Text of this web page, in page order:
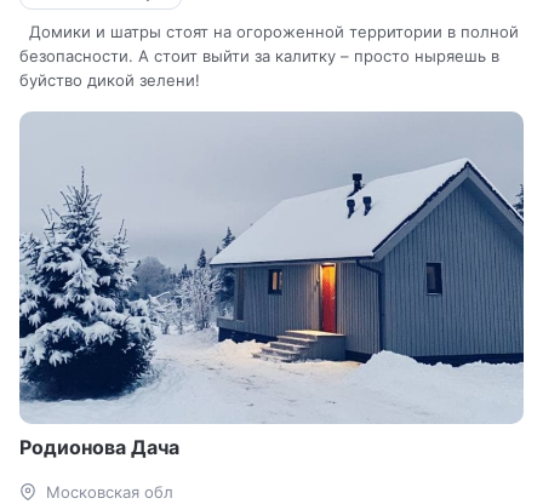
Домики и шатры стоят на огороженной территории в полной
безопасности. А стоит выйти за калитку – просто ныряешь в
буйство дикой зелени!
Родионова Дача
Московская обл